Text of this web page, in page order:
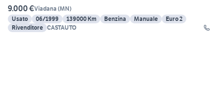
9.000 €Viadana (MN)
Usato
06/1999 139000 Km Benzina Manuale
Euro 2
Rivenditore CASTAUTO